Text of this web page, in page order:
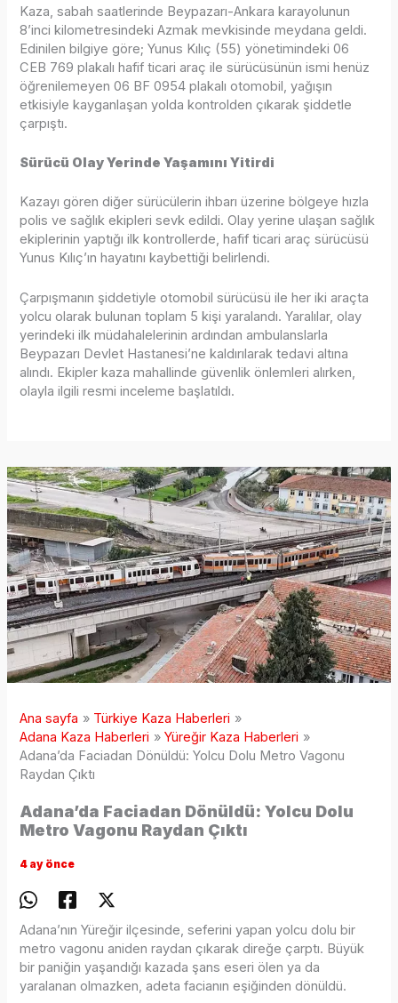
Kaza, sabah saatlerinde Beypazarı-Ankara karayolunun
8’inci kilometresindeki Azmak mevkisinde meydana geldi.
Edinilen bilgiye göre; Yunus Kılıç (55) yönetimindeki 06
CEB 769 plakalı hafif ticari araç ile sürücüsünün ismi henüz
öğrenilemeyen 06 BF 0954 plakalı otomobil, yağışın
etkisiyle kayganlaşan yolda kontrolden çıkarak şiddetle
çarpıştı.
Sürücü Olay Yerinde Yaşamını Yitirdi
Kazayı gören diğer sürücülerin ihbarı üzerine bölgeye hızla
polis ve sağlık ekipleri sevk edildi. Olay yerine ulaşan sağlık
ekiplerinin yaptığı ilk kontrollerde, hafif ticari araç sürücüsü
Yunus Kılıç’ın hayatını kaybettiği belirlendi.
Çarpışmanın şiddetiyle otomobil sürücüsü ile her iki araçta
yolcu olarak bulunan toplam 5 kişi yaralandı. Yaralılar, olay
yerindeki ilk müdahalelerinin ardından ambulanslarla
Beypazarı Devlet Hastanesi’ne kaldırılarak tedavi altına
alındı. Ekipler kaza mahallinde güvenlik önlemleri alırken,
olayla ilgili resmi inceleme başlatıldı.
Ana sayfa
Türkiye Kaza Haberleri
Adana Kaza Haberleri
Yüreğir Kaza Haberleri
Adana’da Faciadan Dönüldü: Yolcu Dolu Metro Vagonu
Raydan Çıktı
Adana’da Faciadan Dönüldü: Yolcu Dolu
Metro Vagonu Raydan Çıktı
4 ay önce
Adana’nın Yüreğir ilçesinde, seferini yapan yolcu dolu bir
metro vagonu aniden raydan çıkarak direğe çarptı. Büyük
bir paniğin yaşandığı kazada şans eseri ölen ya da
yaralanan olmazken, adeta facianın eşiğinden dönüldü.